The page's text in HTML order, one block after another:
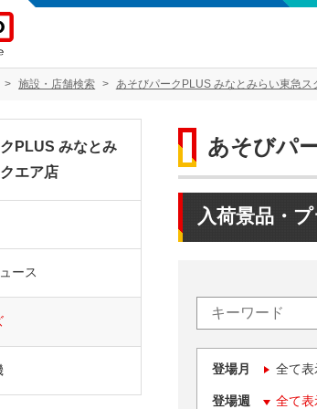
施設・店舗検索 あそびパークPLUS みなとみらい東急ス
あそびパ
入荷景品・
登場月 全て表
登場週 全て表
PLUS みなとみ
エア店
ース